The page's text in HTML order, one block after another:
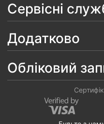
Чохол Anti-Broken
Захисне скло OG
ЧохолWAVE Twinkie
Скло Magic Box Glass
Сервісні
Додатково
Обліковий